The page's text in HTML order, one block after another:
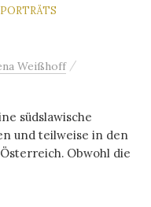
Weißhoff /
südslawische
und teilweise in den
Obwohl die